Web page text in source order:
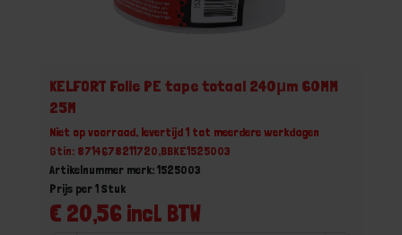
KELFORT Folie PE tape totaal 240μm 60MM
25M
Niet op voorraad, levertijd 1 tot meerdere werkdagen
Gtin: 8714678211720,BBKE1525003
Artikelnummer merk: 1525003
€ 20,56 incl. BTW
Prijs per 1 Stuk